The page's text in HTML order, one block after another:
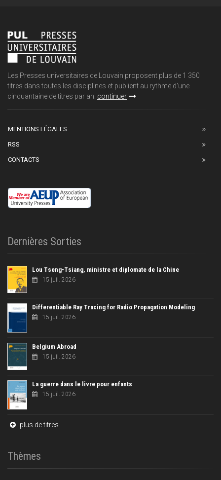
Les Presses universitaires de Louvain proposent plus de 1 350
titres dans toutes les disciplines et publient au rythme d'une
cinquantaine de titres par an. continuer
MENTIONS LÉGALES
RSS
CONTACTS
Dernières Sorties
Lou Tseng-Tsiang, ministre et diplomate de la Chine
15 juil. 2026
Differentiable Ray Tracing for Radio Propagation Modeling
15 juil. 2026
Belgium Abroad
15 juil. 2026
La guerre dans le livre pour enfants
15 juil. 2026
plus de titres
Thèmes